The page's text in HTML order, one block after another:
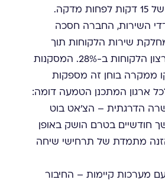
המענה מממוצע של 15 דקות לפחות מדקה.
השירות, החברה חסכה
מחלקת שירות הלקוחות תוך
העלאת שביעות רצון הלקוחות ב-28%. המסקנות
ממקרה בוחן זה מספקות
ארגון המתכנן הטמעה דומה:
הדרגתית – הצ'אט בוט
חודשיים בטרם הושק באופן
מתמדת של תרחישי שיחה
מערכות קיימות – החיבור